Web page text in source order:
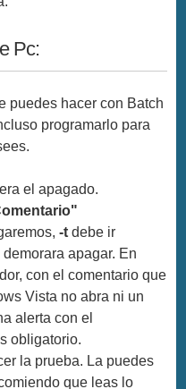
Pc:
puedes hacer con Batch
programarlo para
el apagado.
-t debe ir
apagar. En
con el comentario que
Vista no abra ni un
alerta con el
obligatorio.
la prueba. La puedes
que leas lo